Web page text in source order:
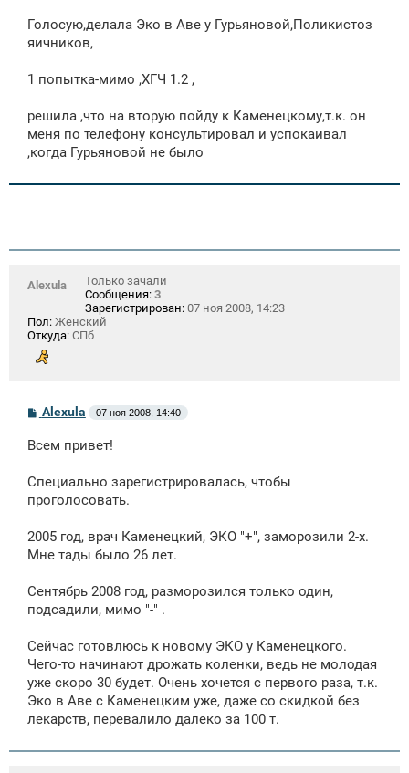
б
щ
и
Голосую,делала Эко в Аве у Гурьяновой,Поликистоз
яичников,
1 попытка-мимо ,ХГЧ 1.2 ,
решила ,что на вторую пойду к Каменецкому,т.к. он
меня по телефону консультировал и успокаивал
,когда Гурьяновой не было
Alexula
Только зачали
Сообщения: 3
Зарегистрирован: 07 ноя 2008, 14:23
Пол: Женский
Откуда: СПб
С
о
б
н
и
е
Alexula 07 ноя 2008, 14:40
Всем привет!
Специально зарегистрировалась, чтобы
проголосовать.
2005 год, врач Каменецкий, ЭКО "+", заморозили 2-х.
Мне тады было 26 лет.
Cентябрь 2008 год, разморозился только один,
подсадили, мимо "-" .
Сейчас готовлюсь к новому ЭКО у Каменецкого.
Чего-то начинают дрожать коленки, ведь не молодая
уже скоро 30 будет. Очень хочется с первого раза, т.к.
Эко в Аве с Каменецким уже, даже со скидкой без
лекарств, перевалило далеко за 100 т.